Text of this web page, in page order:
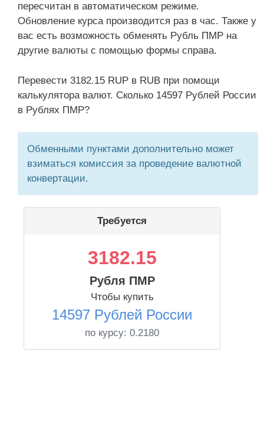
пересчитан в автоматическом режиме.
Обновление курса производится раз в час. Также у
вас есть возможность обменять Рубль ПМР на
другие валюты с помощью формы справа.
Перевести 3182.15 RUP в RUB при помощи
калькулятора валют. Сколько 14597 Рублей России
в Рублях ПМР?
Обменными пунктами дополнительно может
взиматься комиссия за проведение валютной
конвертации.
Требуется
3182.15
Рубля ПМР
Чтобы купить
14597 Рублей России
по курсу: 0.2180